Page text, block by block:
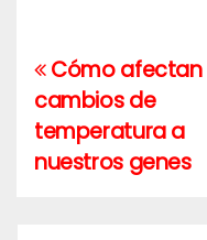
de
entradas
Cómo afectan
cambios de
temperatura a
nuestros genes